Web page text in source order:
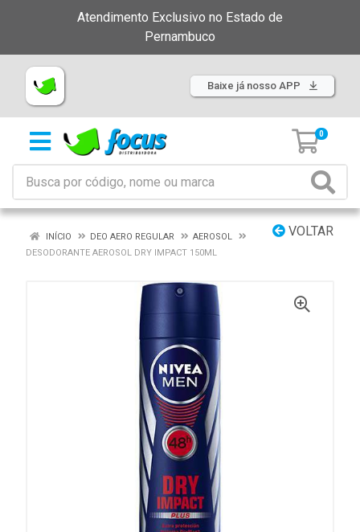
Atendimento Exclusivo no Estado de
Pernambuco
Baixe já nosso APP
0
VOLTAR
INÍCIO DEO AERO REGULAR
AEROSOL
DESODORANTE AEROSOL DRY IMPACT 150ML